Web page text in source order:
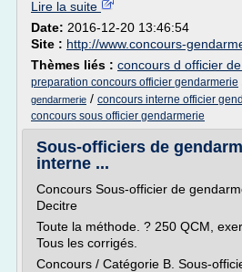
Lire la suite
Date: 2016-12-20 13:46:54
Site : http://www.concours-
Thèmes liés : concours d officier
preparation concours officier gendarmerie
gendarmerie / concours interne officier
concours sous officier gendarmerie
Sous-officiers de
interne ...
Concours Sous-officier de
Decitre
Toute la méthode. ? 250 QCM,
Tous les corrigés.
Concours / Catégorie B. Sous-